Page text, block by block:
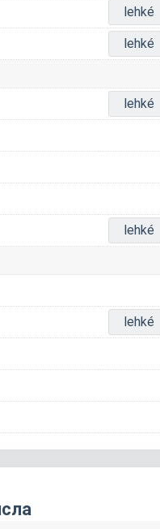
lehké
lehké
lehké
lehké
lehké